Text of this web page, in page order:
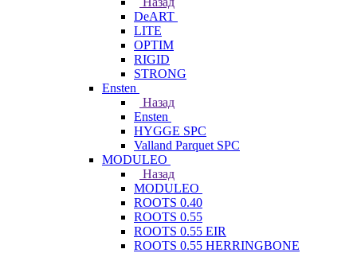
DeART
LITE
OPTIM
RIGID
STRONG
Ensten
Назад
Ensten
HYGGE SPC
Valland Parquet SPC
MODULEO
Назад
MODULEO
ROOTS 0.40
ROOTS 0.55
ROOTS 0.55 EIR
ROOTS 0.55 HERRINGBONE